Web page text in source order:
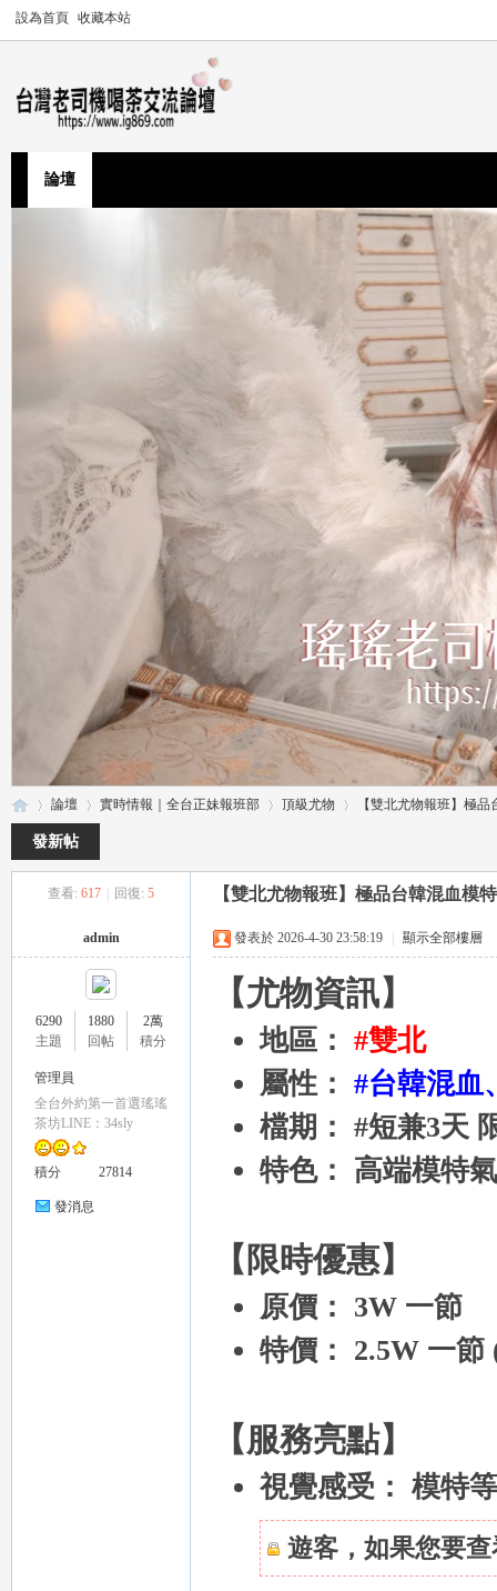
設為首頁 收藏本站
論壇
論壇
›
實時情報｜全台正妹報班部
›
頂級尤物
›
【雙北尤物報班】極
發新帖
查看: 617 回復: 5 【雙北尤物報班】極品台韓混血模
admin
6290
主題
1880
回帖
2萬
積分
管理員
全台外約第一首選瑤瑤
茶坊LINE：34sly
積分 27814
發消息
發表於 2026-4-30 23:58:19 顯示全部樓層
【尤物資訊】
地區： #雙北
屬性： #台韓混血
檔期： #短兼3天
特色： 高端模特
【限時優惠】
原價： 3W 一節
特價： 2.5W 一節
【服務亮點】
視覺感受： 模特
遊客，如果您要